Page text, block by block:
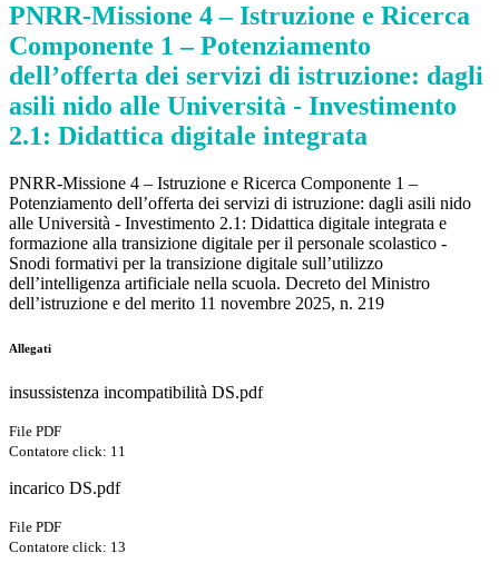
PNRR-Missione 4 – Istruzione e Ricerca
Componente 1 – Potenziamento
dell’offerta dei servizi di istruzione: dagli
asili nido alle Università - Investimento
2.1: Didattica digitale integrata
PNRR-Missione 4 – Istruzione e Ricerca Componente 1 –
Potenziamento dell’offerta dei servizi di istruzione: dagli asili nido
alle Università - Investimento 2.1: Didattica digitale integrata e
formazione alla transizione digitale per il personale scolastico -
Snodi formativi per la transizione digitale sull’utilizzo
dell’intelligenza artificiale nella scuola. Decreto del Ministro
dell’istruzione e del merito 11 novembre 2025, n. 219
Allegati
insussistenza incompatibilità DS.pdf
File PDF
Contatore click: 11
incarico DS.pdf
File PDF
Contatore click: 13